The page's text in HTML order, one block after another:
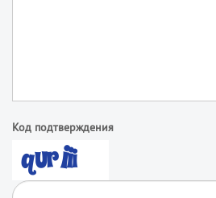
Код подтверждения